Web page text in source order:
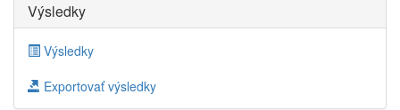
Výsledky
Výsledky
Exportovať výsledky